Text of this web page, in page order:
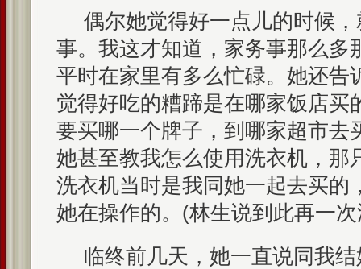
偶尔她觉得好一点儿的时候
事。我这才知道，家务事那么多
平时在家里有多么忙碌。她还告
觉得好吃的糟蹄是在哪家饭店买
要买哪一个牌子，到哪家超市去
她甚至教我怎么使用洗衣机，那
洗衣机当时是我同她一起去买的
她在操作的。(林生说到此再一
临终前几天，她一直说同我